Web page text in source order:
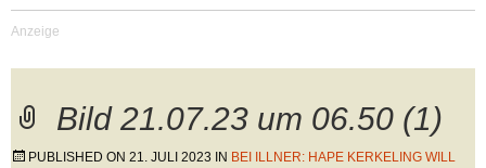
Bild 21.07.23 um 06.50 (1)
PUBLISHED ON 21. JULI 2023 IN BEI ILLNER: HAPE KERKELING WILL